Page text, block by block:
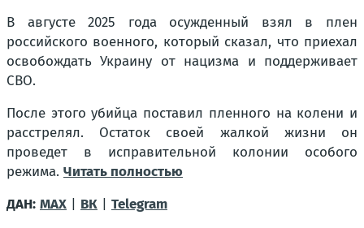
В августе 2025 года осужденный взял в плен
российского военного, который сказал, что приехал
освобождать Украину от нацизма и поддерживает
СВО.
После этого убийца поставил пленного на колени и
расстрелял. Остаток своей жалкой жизни он
проведет в исправительной колонии особого
режима. Читать полностью
ДАН: MAX | ВК | Telegram